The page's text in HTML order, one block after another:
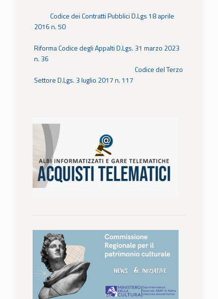
Codice dei Contratti Pubblici D.Lgs 18 aprile
2016 n. 50
Riforma Codice degli Appalti D.Lgs. 31 marzo 2023
n. 36
Codice del Terzo
Settore D.Lgs. 3 luglio 2017 n. 117